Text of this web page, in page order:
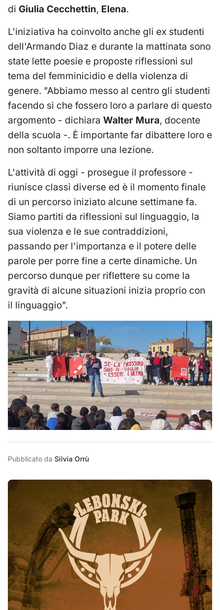
di Giulia Cecchettin, Elena.
L'iniziativa ha coinvolto anche gli ex studenti
dell'Armando Diaz e durante la mattinata sono
state lette poesie e proposte riflessioni sul
tema del femminicidio e della violenza di
genere. "Abbiamo messo al centro gli studenti
facendo sì che fossero loro a parlare di questo
argomento - dichiara Walter Mura, docente
della scuola -. È importante far dibattere loro e
non soltanto imporre una lezione.
L'attività di oggi - prosegue il professore -
riunisce classi diverse ed è il momento finale
di un percorso iniziato alcune settimane fa.
Siamo partiti da riflessioni sul linguaggio, la
sua violenza e le sue contraddizioni,
passando per l'importanza e il potere delle
parole per porre fine a certe dinamiche. Un
percorso dunque per riflettere su come la
gravità di alcune situazioni inizia proprio con
il linguaggio".
Pubblicato da Silvia Orrù